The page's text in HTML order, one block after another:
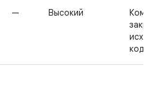
— Высокий